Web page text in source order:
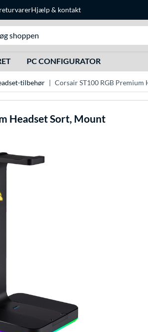
Hjælp& kontakt
PC CONFIGURATOR
tilbehør Corsair ST100 RGB Premium
Headset Sort, Mount